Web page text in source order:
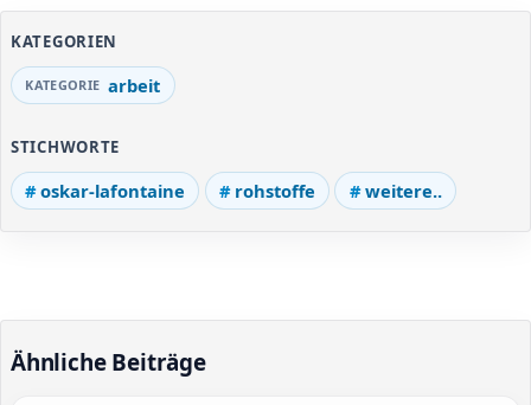
KATEGORIEN
arbeit
STICHWORTE
oskar-lafontaine rohstoffe weitere..
Ähnliche Beiträge